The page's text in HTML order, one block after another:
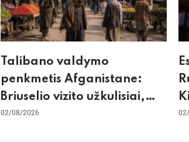
Talibano valdymo
penkmetis Afganistane:
Briuselio vizito užkulisiai,
gilus skurdas ir karinis
02/08/2026